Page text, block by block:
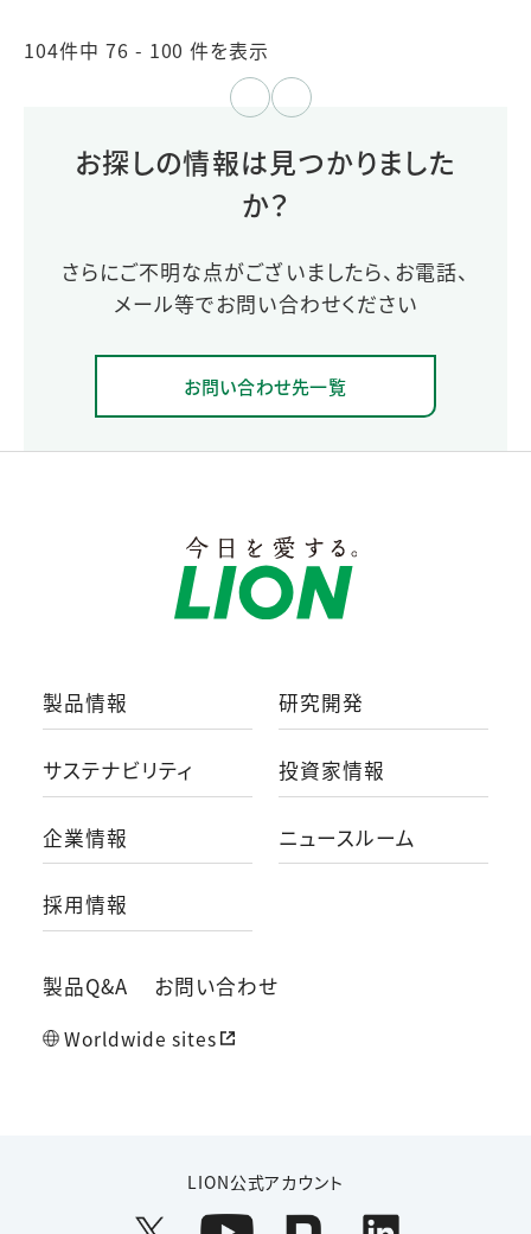
104件中 76 - 100 件を表示
≪
≫
お探しの情報は見つかりました
か？
さらにご不明な点がございましたら、お電話、
メール等でお問い合わせください
お問い合わせ先一覧
製品情報 研究開発
サステナビリティ 投資家情報
企業情報 ニュースルーム
採用情報
製品Q&A お問い合わせ
Worldwide sites
LION公式アカウント